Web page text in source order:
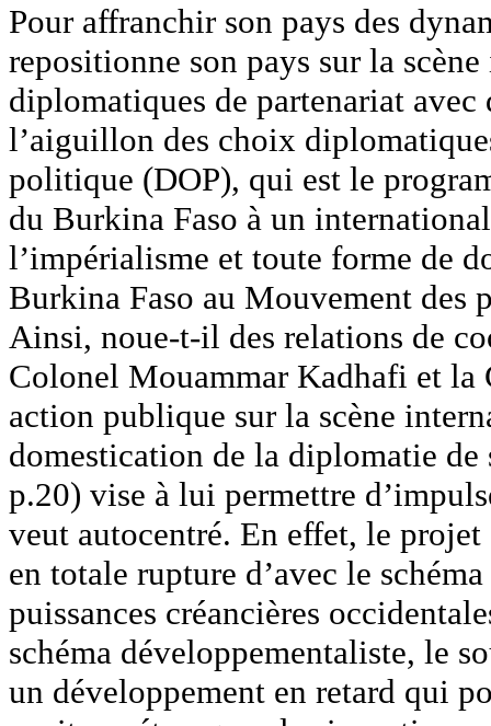
Pour affranchir son pays des
repositionne son pays sur la
diplomatiques de partenariat
l’aiguillon des choix
politique (DOP), qui est le
du Burkina Faso à un
l’impérialisme et toute forme de
Burkina Faso au Mouvement des
Ainsi, noue-t-il des relations de
Colonel Mouammar Kadhafi et
action publique sur la scène
domestication de la diplomatie de
p.20) vise à lui permettre
veut autocentré. En effet, le projet
en totale rupture d’avec le
puissances créancières
schéma développementaliste, le
un développement en retard qui